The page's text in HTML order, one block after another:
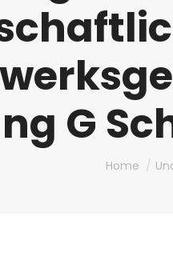
G
You are
Home